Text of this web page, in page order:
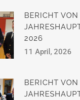
BERICHT VON
2026
11 April, 2026
BERICHT VON